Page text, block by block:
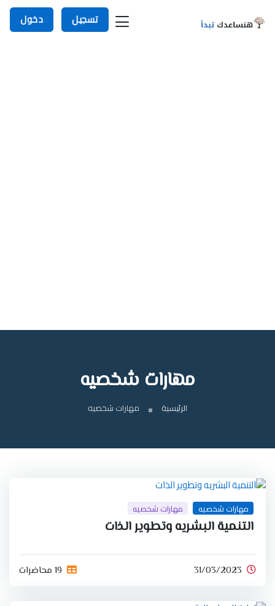
تسجيل دخول
مهارات شخصيه
الرئيسية مهارات شخصيه
مهارات شخصيه مهارات شخصيه
التنمية البشريه وتطوير الذات
31/03/2023 19 محاضرات